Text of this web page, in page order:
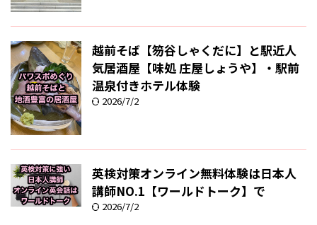
越前そば【笏谷しゃくだに】と駅近人
気居酒屋【味処 庄屋しょうや】・駅前
温泉付きホテル体験
2026/7/2
英検対策オンライン無料体験は日本人
講師NO.1【ワールドトーク】で
2026/7/2